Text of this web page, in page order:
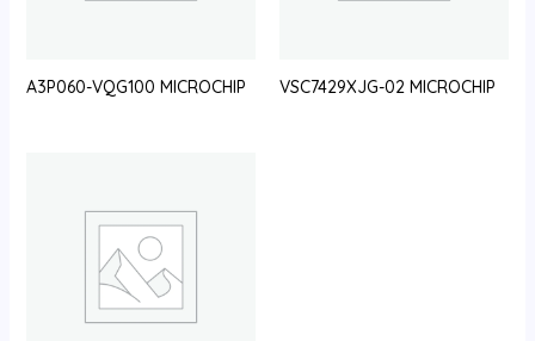
A3P060-VQG100 MICROCHIP VSC7429XJG-02 MICROCHIP